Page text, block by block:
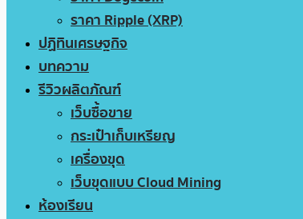
ราคา Ripple (XRP)
ปฏิทินเศรษฐกิจ
บทความ
รีวิวผลิตภัณฑ์
เว็บซื้อขาย
กระเป๋าเก็บเหรียญ
เครื่องขุด
เว็บขุดแบบ Cloud Mining
ห้องเรียน